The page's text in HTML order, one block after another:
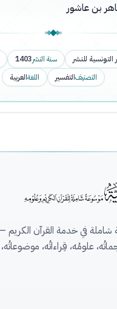
بن عاشور
التونسية للنشر سنة النشر1403
التصنيفالتفسير اللغةالعربية
شاملة في خدمة القرآن الكريم
علومُه، قِراءاتُه،